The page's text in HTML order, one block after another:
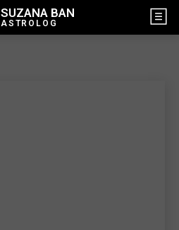
SUZANA BAN
ASTROLOG